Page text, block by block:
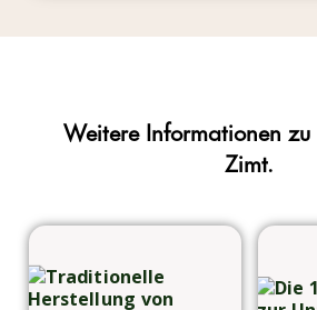
Weitere Informationen zu
Zimt.